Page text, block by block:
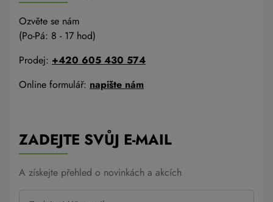
Ozvěte se nám
(Po-Pá: 8 - 17 hod)
Prodej: +420 605 430 574
Online formulář: napište nám
ZADEJTE SVŮJ E-MAIL
A získejte přehled o novinkách a akcích